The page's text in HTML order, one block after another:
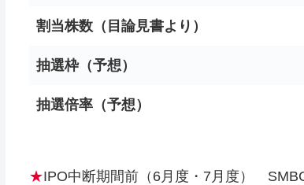
割当株数（目論見書より）
抽選枠（予想）
抽選倍率（予想）
★IPO中断期間前（6月度・7月度）